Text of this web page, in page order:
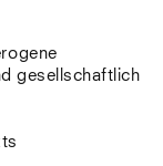
gesellschaftlich